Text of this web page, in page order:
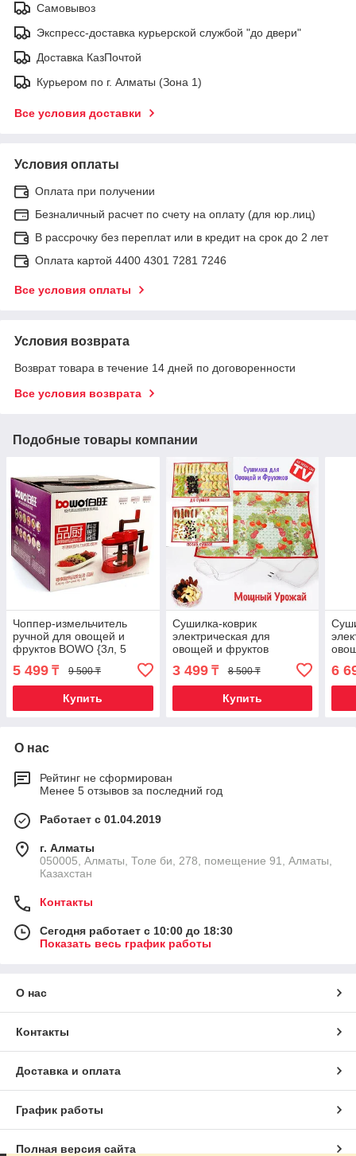
Самовывоз
Экспресс-доставка курьерской службой "до двери"
Доставка КазПочтой
Курьером по г. Алматы (Зона 1)
Все условия доставки
Условия оплаты
Оплата при получении
Безналичный расчет по счету на оплату (для юр.лиц)
В рассрочку без переплат или в кредит на срок до 2 лет
Оплата картой 4400 4301 7281 7246
Все условия оплаты
Условия возврата
Возврат товара в течение 14 дней по договоренности
Все условия возврата
Подобные товары компании
Чоппер-измельчитель
ручной для овощей и
фруктов BOWO {3л, 5
ножей, 3 насадки для
шинковки}
5 499 ₸ 9 500 ₸
Купить
Сушилка-коврик
электрическая для
овощей и фруктов
«Мощный Урожай» (55 х
33 см)
3 499₸ 8 500 ₸
Купить
60
6
О нас
Рейтинг не сформирован
Менее 5 отзывов за последний год
Работает с 01.04.2019
г. Алматы
050005, Алматы, Толе би, 278, помещение 91, Алматы,
Казахстан
Контакты
Сегодня работает с 10:00 до 18:30
Показать весь график работы
О нас
Контакты
Доставка и оплата
График работы
Полная версия сайта